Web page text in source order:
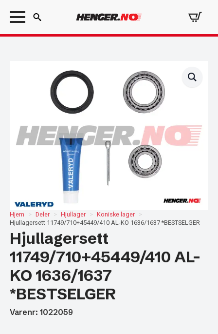
Search
Hjem Deler Hjullager
Koniske lager
Hjullagersett 11749/710+45449/410 AL-KO 1636/1637 *BESTSELGER
Hjullagersett
11749/710+45449/410 AL-
KO 1636/1637
*BESTSELGER
Varenr: 1022059